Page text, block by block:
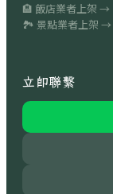
🏨 飯店業者上架 →
🏞 景點業者上架 →
立即聯繫